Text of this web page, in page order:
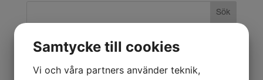
Sök
Recent Posts
Trevlig Sommar
Samtycke till cookies
Vi och våra partners använder teknik,